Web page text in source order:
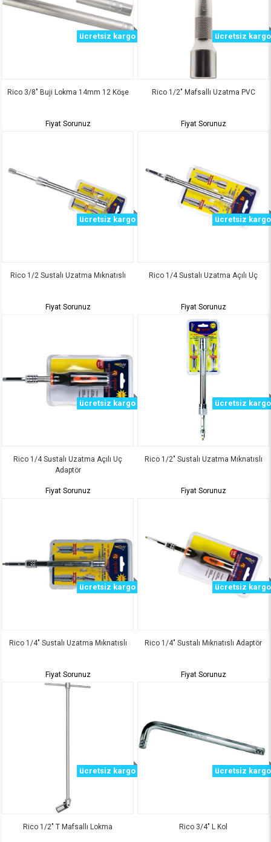
Rico 3/8" Buji Lokma 14mm 12 Köşe
ücretsiz kargo
Fiyat Sorunuz
Rico 1/2" Mafsallı Uzatma PVC
ücretsiz kargo
Fiyat Sorunuz
Rico 1/2 Sustalı Uzatma Mıknatıslı
ücretsiz kargo
Fiyat Sorunuz
Rico 1/4 Sustalı Uzatma Açılı Uç
ücretsiz kargo
Fiyat Sorunuz
Rico 1/4 Sustalı Uzatma Açılı Uç
Adaptör
ücretsiz kargo
Fiyat Sorunuz
Rico 1/2" Sustalı Uzatma Mıknatıslı
ücretsiz kargo
Fiyat Sorunuz
Rico 1/4" Sustalı Uzatma Mıknatıslı
ücretsiz kargo
Fiyat Sorunuz
Rico 1/4" Sustalı Mıknatıslı Adaptör
ücretsiz kargo
Fiyat Sorunuz
Rico 1/2" T Mafsallı Lokma
ücretsiz kargo
Rico 3/4" L Kol
ücretsiz kargo